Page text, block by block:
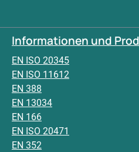
Informationen und
EN ISO 20345
EN ISO 11612
EN 388
EN 13034
EN 166
EN ISO 20471
EN 352